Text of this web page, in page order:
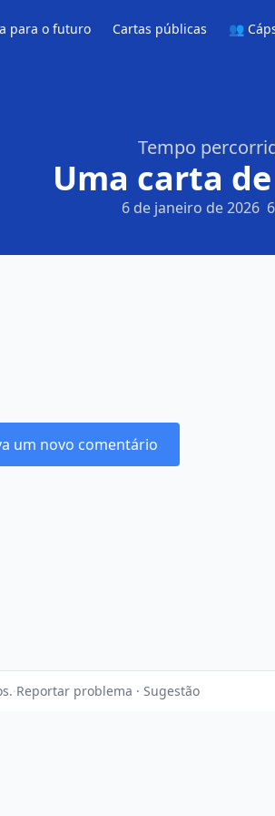
para o futuro Cartas públicas 👥
Tempo
Uma carta
6 de janeiro de 2026
um novo comentário
·Reportar problema · Sugestão